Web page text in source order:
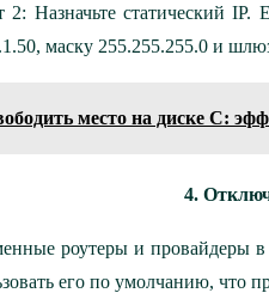
2: Назначьте статический IP.
маску 255.255.255.0 и
место на диске С:
4.
роутеры и провайдеры
его по умолчанию, что